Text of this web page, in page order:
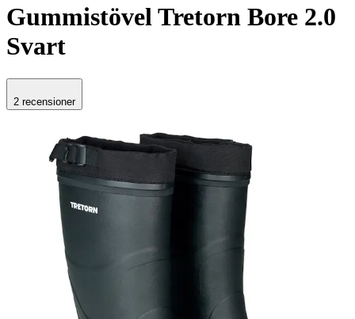
Gummistövel Tretorn Bore 2.0
Svart
2 recensioner